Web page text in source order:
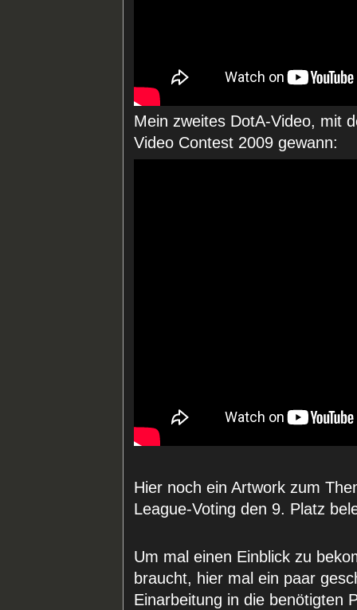
Mein zweites DotA-Video, mit
Video Contest 2009 gewann:
Hier noch ein Artwork zum
League-Voting den 9. Platz
Um mal einen Einblick zu
braucht, hier mal ein paar
Einarbeitung in die benötigten